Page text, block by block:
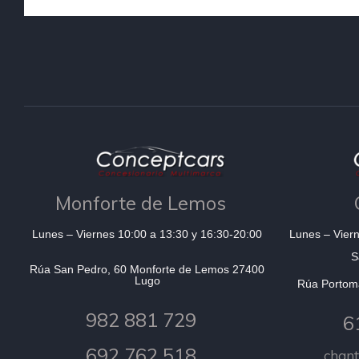
Monforte de Lemos
Lunes – Viernes 10:00 a 13:30 y 16:30-20:00
Rúa San Pedro, 60 Monforte de Lemos 27400
Lugo
982 881 729
Lunes –
Rúa